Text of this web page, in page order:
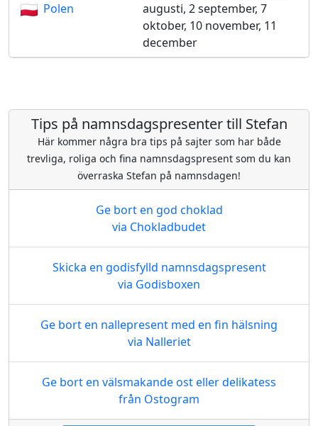
Polen
augusti, 2 september, 7
oktober, 10 november, 11
december
Tips på namnsdagspresenter till Stefan
Här kommer några bra tips på sajter som har både
trevliga, roliga och fina namnsdagspresent som du kan
överraska Stefan på namnsdagen!
Ge bort en god choklad
via Chokladbudet
Skicka en godisfylld namnsdagspresent
via Godisboxen
Ge bort en nallepresent med en fin hälsning
via Nalleriet
Ge bort en välsmakande ost eller delikatess
från Ostogram